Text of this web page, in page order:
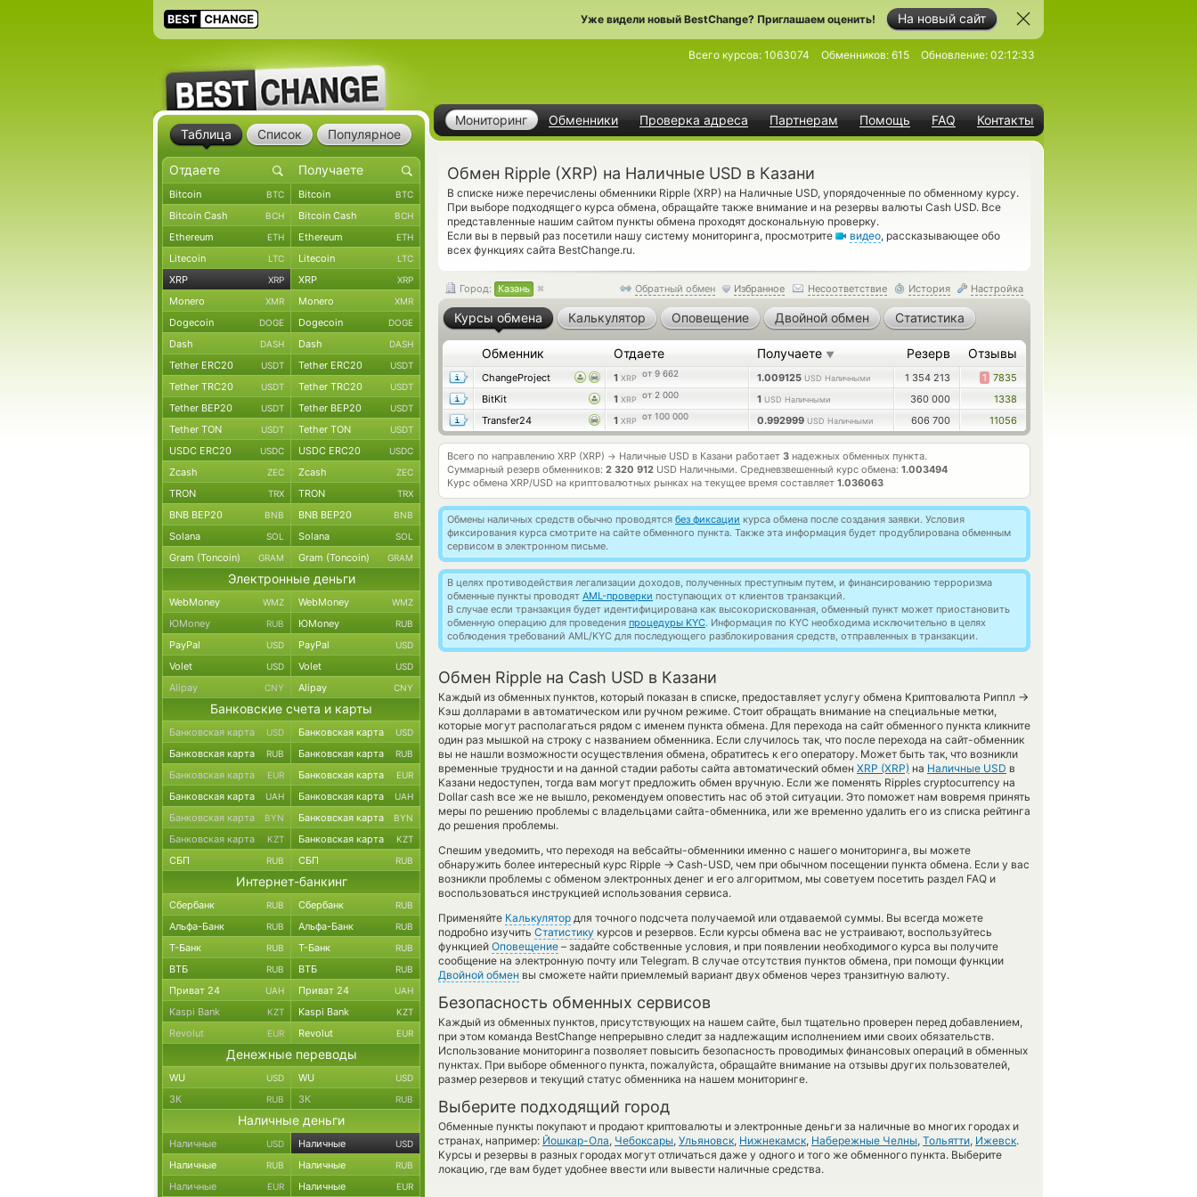
На новый сайт
Уже видели новый BestChange? Приглашаем оценить!
Мониторинг Обменники Проверка адреса Партнерам Помощь FAQ Контакты
Всего курсов: 1063074 Обменников: 615 Обновление: 02:12:33
Обмен Ripple (XRP) на Наличные USD в Казани
В списке ниже перечислены обменники Ripple (XRP) на Наличные USD, упорядоченные по обменному курсу.
При выборе подходящего курса обмена, обращайте также внимание и на резервы валюты Cash USD. Все
представленные нашим сайтом пункты обмена проходят доскональную проверку.
Если вы в первый раз посетили нашу систему мониторинга, просмотрите
видео, рассказывающее обо
всех функциях сайта BestChange.ru.
Обратный обмен Избранное Несоответствие История Настройка
Город: Казань
Курсы обмена Калькулятор Оповещение Двойной обмен Статистика
Обменник Отдаете Получаете ▼ Резерв Отзывы
ChangeProject 1 XRP от 9 662 1.009125 USD Наличными 1 354 213 1 7835
BitKit
1 XRP от 2 000 1 USD Наличными 360 000
1338
Transfer24
1 XRP от 100 000 0.992999 USD Наличными 606 700 11056
Всего по направлению XRP (XRP) → Наличные USD в Казани работает 3 надежных обменных пункта.
Суммарный резерв обменников: 2 320 912 USD Наличными. Средневзвешенный курс обмена: 1.003494
Курс обмена XRP/USD на криптовалютных рынках на текущее время составляет 1.036063
Обмены наличных средств обычно проводятся без фиксации курса обмена после создания заявки. Условия
фиксирования курса смотрите на сайте обменного пункта. Также эта информация будет продублирована обменным
сервисом в электронном письме.
В целях противодействия легализации доходов, полученных преступным путем, и финансированию терроризма
обменные пункты проводят AML-проверки поступающих от клиентов транзакций.
В случае если транзакция будет идентифицирована как высокорискованная, обменный пункт может приостановить
обменную операцию для проведения процедуры KYC. Информация по KYC необходима исключительно в целях
соблюдения требований AML/KYC для последующего разблокирования средств, отправленных в транзакции.
Обмен Ripple на Cash USD в Казани
Каждый из обменных пунктов, который показан в списке, предоставляет услугу обмена Криптовалюта Риппл →
Кэш долларами в автоматическом или ручном режиме. Стоит обращать внимание на специальные метки,
которые могут располагаться рядом с именем пункта обмена. Для перехода на сайт обменного пункта кликните
один раз мышкой на строку с названием обменника. Если случилось так, что после перехода на сайт-обменник
вы не нашли возможности осуществления обмена, обратитесь к его оператору. Может быть так, что возникли
временные трудности и на данной стадии работы сайта автоматический обмен XRP (XRP) на Наличные USD в
Казани недоступен, тогда вам могут предложить обмен вручную. Если же поменять Ripples cryptocurrency на
Dollar cash все же не вышло, рекомендуем оповестить нас об этой ситуации. Это поможет нам вовремя принять
меры по решению проблемы с владельцами сайта-обменника, или же временно удалить его из списка рейтинга
до решения проблемы.
Спешим уведомить, что переходя на вебсайты-обменники именно с нашего мониторинга, вы можете
обнаружить более интересный курс Ripple → Cash-USD, чем при обычном посещении пункта обмена. Если у вас
возникли проблемы с обменом электронных денег и его алгоритмом, мы советуем посетить раздел FAQ и
воспользоваться инструкцией использования сервиса.
Применяйте Калькулятор для точного подсчета получаемой или отдаваемой суммы. Вы всегда можете
подробно изучить Статистику курсов и резервов. Если курсы обмена вас не устраивают, воспользуйтесь
функцией Оповещение – задайте собственные условия, и при появлении необходимого курса вы получите
сообщение на электронную почту или Telegram. В случае отсутствия пунктов обмена, при помощи функции
Двойной обмен вы сможете найти приемлемый вариант двух обменов через транзитную валюту.
Безопасность обменных сервисов
Каждый из обменных пунктов, присутствующих на нашем сайте, был тщательно проверен перед добавлением,
при этом команда BestChange непрерывно следит за надлежащим исполнением ими своих обязательств.
Использование мониторинга позволяет повысить безопасность проводимых финансовых операций в обменных
пунктах. При выборе обменного пункта, пожалуйста, обращайте внимание на отзывы других пользователей,
размер резервов и текущий статус обменника на нашем мониторинге.
Выберите подходящий город
Обменные пункты покупают и продают криптовалюты и электронные деньги за наличные во многих городах и
странах, например: Йошкар-Ола, Чебоксары, Ульяновск, Нижнекамск, Набережные Челны, Тольятти, Ижевск.
Курсы и резервы в разных городах могут отличаться даже у одного и того же обменного пункта. Выберите
локацию, где вам будет удобнее ввести или вывести наличные средства.
Таблица Список Популярное
Bitcoin BTC Bitcoin BTC
Bitcoin Cash BCH Bitcoin Cash BCH
Ethereum ETH Ethereum ETH
Litecoin LTC Litecoin LTC
XRP XRP XRP XRP
Monero XMR Monero XMR
Dogecoin DOGE Dogecoin DOGE
Dash DASH Dash DASH
Tether ERC20 USDT Tether ERC20 USDT
Tether TRC20 USDT Tether TRC20 USDT
Tether BEP20 USDT Tether BEP20 USDT
Tether TON USDT Tether TON USDT
USDC ERC20 USDC USDC ERC20 USDC
Zcash ZEC Zcash ZEC
TRON TRX TRON TRX
BNB BEP20 BNB BNB BEP20 BNB
Solana SOL Solana SOL
Gram (Toncoin) GRAM Gram (Toncoin) GRAM
Электронные деньги
WebMoney WMZ WebMoney WMZ
ЮMoney RUB ЮMoney RUB
PayPal USD PayPal USD
Volet USD Volet USD
Alipay CNY Alipay CNY
Банковские счета и карты
Банковская карта USD Банковская карта USD
Банковская карта RUB Банковская карта RUB
Банковская карта EUR Банковская карта EUR
Банковская карта UAH Банковская карта UAH
Банковская карта BYN Банковская карта BYN
Банковская карта KZT Банковская карта KZT
СБП RUB СБП RUB
Интернет-банкинг
Сбербанк RUB Сбербанк RUB
Альфа-Банк RUB Альфа-Банк RUB
Т-Банк RUB Т-Банк RUB
ВТБ RUB ВТБ RUB
Приват 24 UAH Приват 24 UAH
Kaspi Bank KZT Kaspi Bank KZT
Revolut EUR Revolut EUR
Денежные переводы
WU USD WU USD
ЗК RUB ЗК RUB
Наличные деньги
Наличные USD Наличные USD
Наличные RUB Наличные RUB
Наличные EUR Наличные EUR